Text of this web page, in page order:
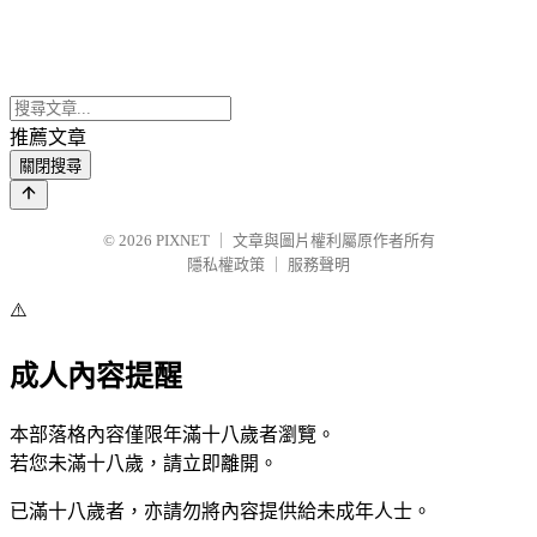
推薦文章
關閉搜尋
© 2026 PIXNET
文章與圖片權利屬原作者所有
隱私權政策
服務聲明
⚠️
成人內容提醒
本部落格內容僅限年滿十八歲者瀏覽。
若您未滿十八歲，請立即離開。
已滿十八歲者，亦請勿將內容提供給未成年人士。